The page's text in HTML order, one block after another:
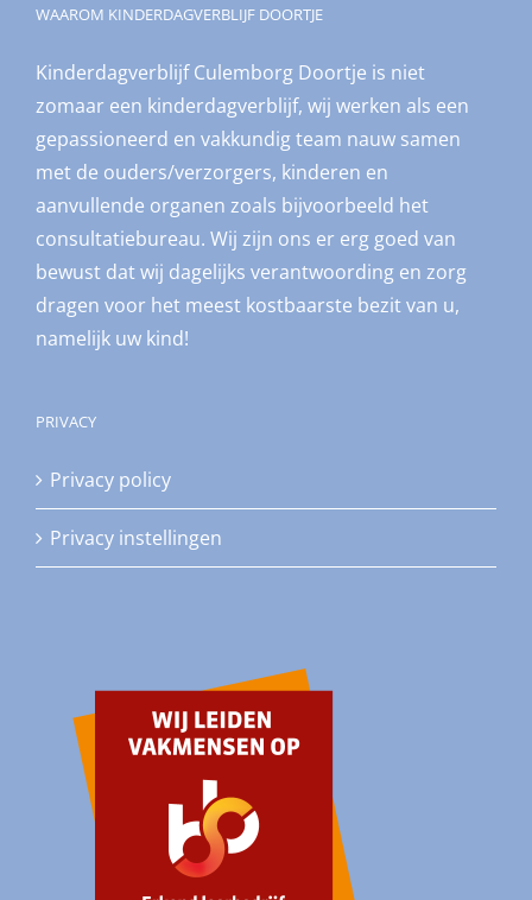
WAAROM KINDERDAGVERBLIJF DOORTJE
Kinderdagverblijf Culemborg Doortje is niet
zomaar een kinderdagverblijf, wij werken als een
gepassioneerd en vakkundig team nauw samen
met de ouders/verzorgers, kinderen en
aanvullende organen zoals bijvoorbeeld het
consultatiebureau. Wij zijn ons er erg goed van
bewust dat wij dagelijks verantwoording en zorg
dragen voor het meest kostbaarste bezit van u,
namelijk uw kind!
PRIVACY
Privacy policy
Privacy instellingen